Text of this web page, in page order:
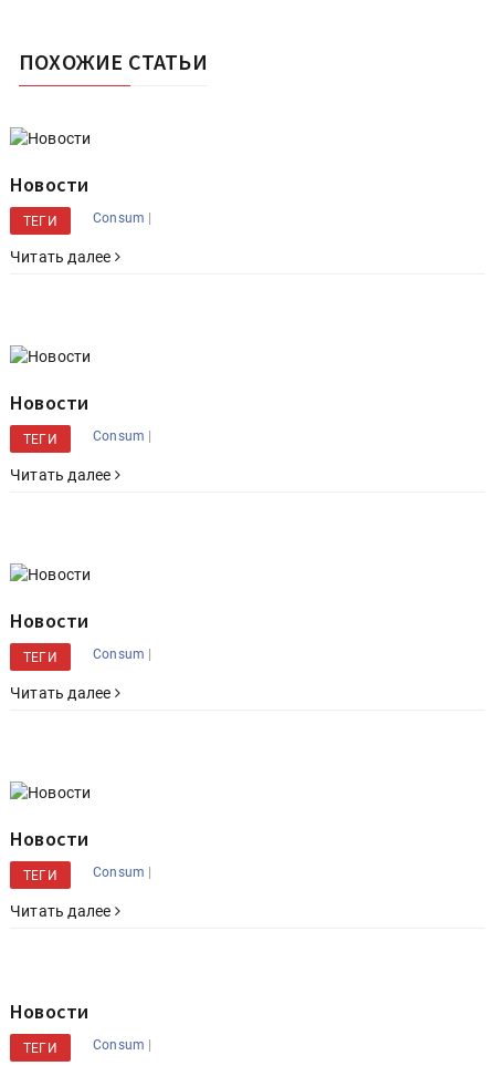
ПОХОЖИЕ СТАТЬИ
Новости
ТЕГИ Consum |
Читать далее
Новости
ТЕГИ Consum |
Читать далее
Новости
ТЕГИ Consum |
Читать далее
Новости
ТЕГИ Consum |
Читать далее
Новости
ТЕГИ Consum |